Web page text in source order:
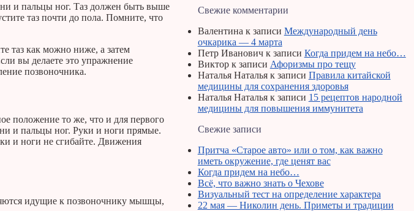
и пальцы ног. Таз должен быть выше
таз почти до пола. Помните, что
таз как можно ниже, а затем
вы делаете это упражнение
позвоночника.
положение то же, что и для первого
и пальцы ног. Руки и ноги прямые.
и ноги не сгибайте. Движения
идущие к позвоночнику мышцы,
Свежие комментарии
Валентина к записи Международный день
очкарика — 4 марта
Петр Ивановичк записи Когда придем на небо…
Викторк записи Афоризмы про тещу
Наталья Натальяк записи Правила китайской
медицины для сохранения здоровья
Наталья Натальяк записи 15 рецептов народной
медицины для повышения иммунитета
Свежие записи
Притча «Старое авто» или о том, как важно
иметь окружение, где ценят вас
Когда придем на небо…
Всё, что важно знать о Чехове
Визуальный тест на определение характера
22 мая — Николин день. Приметы и традиции